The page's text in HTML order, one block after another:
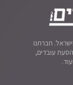
חברתנו
עובדים,